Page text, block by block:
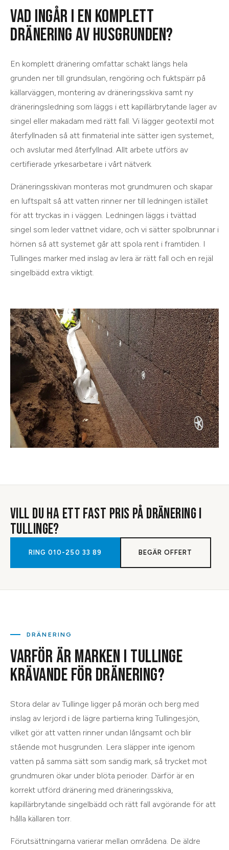
VAD INGÅR I EN KOMPLETT
DRÄNERING AV HUSGRUNDEN?
En komplett dränering omfattar schakt längs hela
grunden ner till grundsulan, rengöring och fuktspärr på
källarväggen, montering av dräneringsskiva samt ny
dräneringsledning som läggs i ett kapillärbrytande lager av
singel eller makadam med rätt fall. Vi lägger geotextil mot
återfyllnaden så att finmaterial inte sätter igen systemet,
och avslutar med återfyllnad. Allt arbete utförs av
certifierade yrkesarbetare i vårt nätverk.
Dräneringsskivan monteras mot grundmuren och skapar
en luftspalt så att vatten rinner ner till ledningen istället
för att tryckas in i väggen. Ledningen läggs i tvättad
singel som leder vattnet vidare, och vi sätter spolbrunnar i
hörnen så att systemet går att spola rent i framtiden. I
Tullinges marker med inslag av lera är rätt fall och en rejäl
singelbädd extra viktigt.
VILL DU HA ETT FAST PRIS PÅ DRÄNERINGI
TULLINGE?
RING010-250 33 89 BEGÄR OFFERT
DRÄNERING
VARFÖR ÄR MARKEN I TULLINGE
KRÄVANDE FÖR DRÄNERING?
Stora delar av Tullinge ligger på morän och berg med
inslag av lerjord i de lägre partierna kring Tullingesjön,
vilket gör att vatten rinner undan långsamt och blir
stående mot husgrunden. Lera släpper inte igenom
vatten på samma sätt som sandig mark, så trycket mot
grundmuren ökar under blöta perioder. Därför är en
korrekt utförd dränering med dräneringsskiva,
kapillärbrytande singelbädd och rätt fall avgörande för att
hålla källaren torr.
Förutsättningarna varierar mellan områdena. De äldre